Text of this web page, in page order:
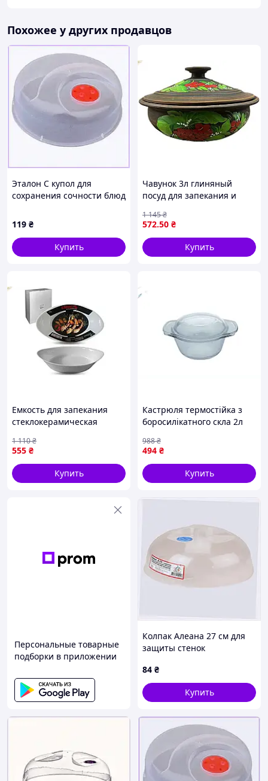
Похожее у других продавцов
Эталон С купол для
сохранения сочности блюд
119 ₴
Купить
Чавунок 3л глиняный
посуд для запекания и
росписью Калина ТМ
Словяночка
572.50 ₴
1 145₴
Купить
Емкость для запекания
стеклокерамическая
запекания блюд в духовом
шкафу
555 ₴
1 110₴
Купить
Кастрюля термостійка з
боросилікатного скла 2л
мікрохвильовій печі
494 ₴
988₴
Купить
Персональные товарные
подборки в приложении
Колпак Алеана 27 см для
защиты стенок
84 ₴
Купить